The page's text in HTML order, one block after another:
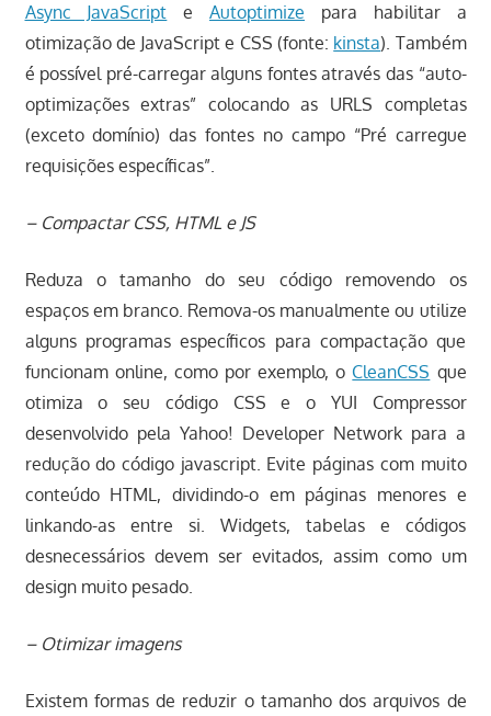
Async JavaScript eAutoptimize para habilitar a
otimização de JavaScript e CSS (fonte: kinsta). Também
é possível pré-carregar alguns fontes através das “auto-
optimizações extras” colocando as URLS completas
(exceto domínio) das fontes no campo “Pré carregue
requisições específicas”.
– Compactar CSS, HTML e JS
Reduza o tamanho do seu código removendo os
espaços em branco. Remova-os manualmente ou utilize
alguns programas específicos para compactação que
funcionam online, como por exemplo, o CleanCSS que
otimiza o seu código CSS e o YUI Compressor
desenvolvido pela Yahoo! Developer Network para a
redução do código javascript. Evite páginas com muito
conteúdo HTML, dividindo-o em páginas menores e
linkando-as entre si. Widgets, tabelas e códigos
desnecessários devem ser evitados, assim como um
design muito pesado.
– Otimizar imagens
Existem formas de reduzir o tamanho dos arquivos de